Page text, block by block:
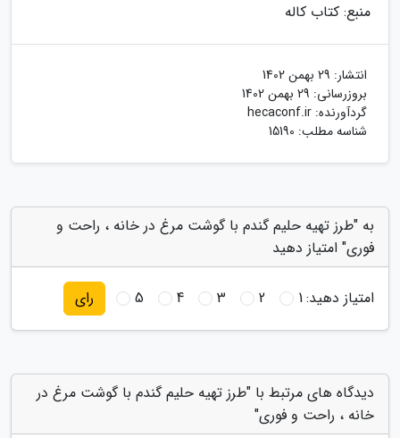
منبع: کتاب کاله
انتشار: 29 بهمن 1402
بروزرسانی: 29 بهمن 1402
گردآورنده: hecaconf.ir
شناسه مطلب: 15190
به "طرز تهیه حلیم گندم با گوشت مرغ در خانه ، راحت و
فوری" امتیاز دهید
امتیاز دهید:1
2
3
4
5 رای
دیدگاه های مرتبط با "طرز تهیه حلیم گندم با گوشت مرغ در
خانه ، راحت و فوری"